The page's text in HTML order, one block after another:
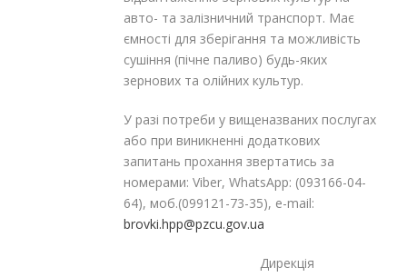
авто- та залізничний транспорт. Має
ємності для зберігання та можливість
сушіння (пічне паливо) будь-яких
зернових та олійних культур.
У разі потреби у вищеназваних послугах
або при виникненні додаткових
запитань прохання звертатись за
номерами: Viber, WhatsApp: (093166-04-
64), моб.(099121-73-35), e-mail:
brovki.hpp@pzcu.gov.ua
Дирекція